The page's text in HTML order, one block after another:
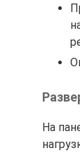
На